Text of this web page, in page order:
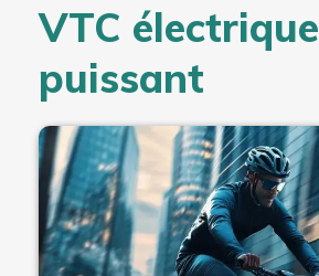
VTC électrique
puissant